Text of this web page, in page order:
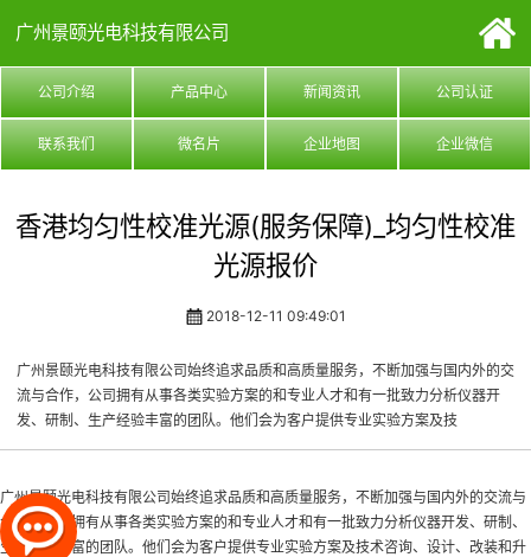
广州景颐光电科技有限公司
公司介绍 产品中心 新闻资讯 公司认证
联系我们 微名片 企业地图 企业微信
香港均匀性校准光源(服务保障)_均匀性校准
光源报价
2018-12-11 09:49:01
广州景颐光电科技有限公司始终追求品质和高质量服务，不断加强与国内外的交
流与合作，公司拥有从事各类实验方案的和专业人才和有一批致力分析仪器开
发、研制、生产经验丰富的团队。他们会为客户提供专业实验方案及技
广州景颐光电科技有限公司始终追求品质和高质量服务，不断加强与国内外的交流与
合作，公司拥有从事各类实验方案的和专业人才和有一批致力分析仪器开发、研制、
生产经验丰富的团队。他们会为客户提供专业实验方案及技术咨询、设计、改装和升